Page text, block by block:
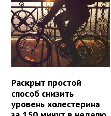
Раскрыт простой
способ снизить
уровень холестерина